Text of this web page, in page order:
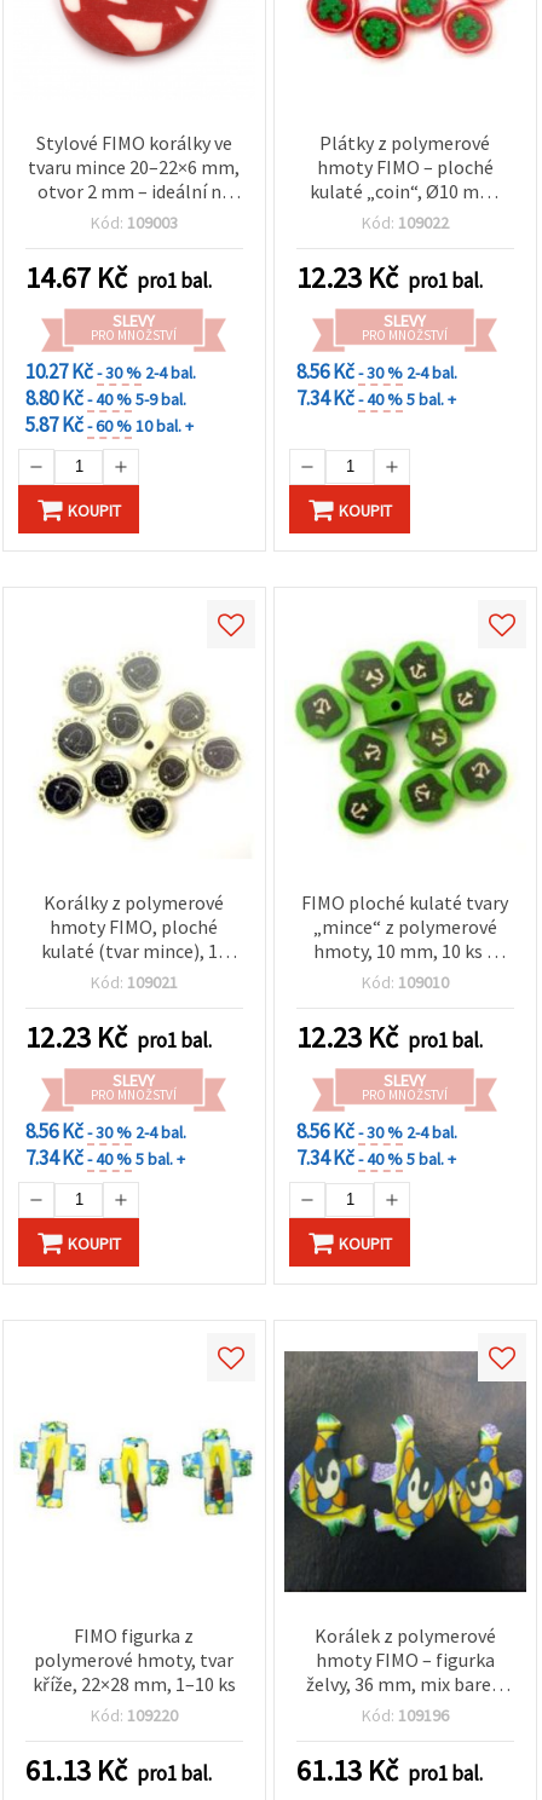
Stylové FIMO korálky ve
tvaru mince 20–22×6 mm,
otvor 2 mm – ideální na
výrobu šperků, tvoření a
mix
Kód: 109003
14.67 Kč pro1 bal.
SLEVY
PRO MNOŽSTVÍ
10.27 Kč- 30 % 2-4 bal.
8.80 Kč- 40 %5-9 bal.
5.87 Kč- 60 %10 bal. +
KOUPIT
Plátky z polymerové
hmoty FIMO – ploché
kulaté „coin“, Ø10 mm,
model 22, balení 10 ks –
scrapbooking, nail art a
epoxidovou pryskyřici
Kód: 109022
12.23 Kč pro1 bal.
SLEVY
PRO MNOŽSTVÍ
8.56 Kč- 30 % 2-4 bal.
7.34 Kč- 40 %5 bal. +
KOUPIT
Korálky z polymerové
hmoty FIMO, ploché
kulaté (tvar mince), 10
mm, model 21 – 10 ks
Kód: 109021
12.23 Kč pro1 bal.
SLEVY
PRO MNOŽSTVÍ
8.56 Kč- 30 % 2-4 bal.
7.34 Kč- 40 %5 bal. +
KOUPIT
FIMO ploché kulaté tvary
„mince“ z polymerové
hmoty, 10 mm, 10 ks –
dekorativní komponenty
náramků, náhrdelníků a
DIY projekty
Kód: 109010
12.23 Kč pro1 bal.
SLEVY
PRO MNOŽSTVÍ
8.56 Kč- 30 % 2-4 bal.
7.34 Kč- 40 %5 bal. +
KOUPIT
FIMO figurka z
polymerové hmoty, tvar
kříže, 22×28 mm, 1–10 ks
Kód: 109220
61.13 Kč pro1 bal.
Korálek z polymerové
hmoty FIMO – figurka
želvy, 36 mm, mix barev,
1–10 ks
Kód: 109196
61.13 Kč pro1 bal.